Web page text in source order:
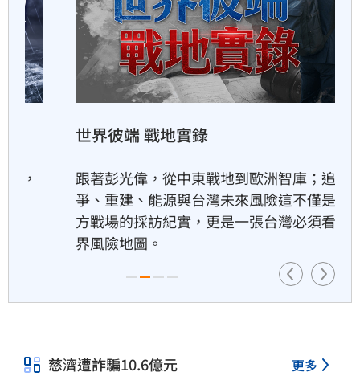
俄軍空襲烏克蘭首都基輔及周
邊　4人喪命
6小時前
費仔確定成自由球員　下一步
6小時前
米蘭達離婚奧蘭多布魯13年！
6小時前
世界彼端 戰地實錄
跟著彭光偉，從中東戰地到歐洲智庫；追蹤戰
爭、重建、能源與台灣未來風險這不僅是一趟遠
方戰場的採訪紀實，更是一張台灣必須看懂的世
界風險地圖。
慈濟遭詐騙10.6億元 更多